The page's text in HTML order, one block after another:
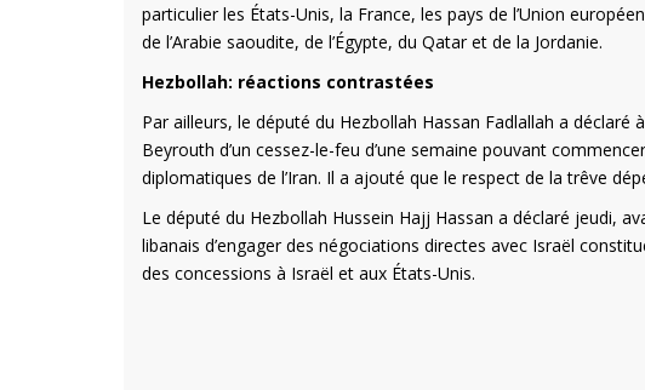
particulier les États-Unis, la France, les pays de l’Union
de l’Arabie saoudite, de l’Égypte, du Qatar et de la Jordanie.
Hezbollah: réactions contrastées
Par ailleurs, le député du Hezbollah Hassan Fadlallah a déclaré
Beyrouth d’un cessez-le-feu d’une semaine pouvant
diplomatiques de l’Iran. Il a ajouté que le respect de la trêve
Le député du Hezbollah Hussein Hajj Hassan a déclaré jeudi,
libanais d’engager des négociations directes avec Israël
des concessions à Israël et aux États-Unis.